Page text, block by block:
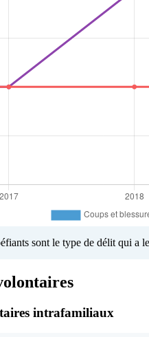
sont le type de délit qui a
intrafamiliaux